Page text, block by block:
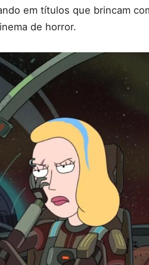
em títulos que brincam
de horror.